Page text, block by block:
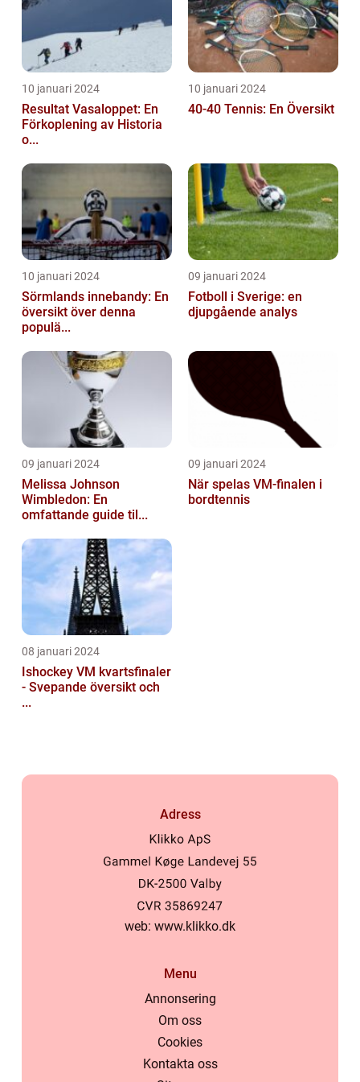
10 januari 2024
Resultat Vasaloppet: En
Förkoplening av Historia
o...
10 januari 2024
40-40 Tennis: En Översikt
10 januari 2024
Sörmlands innebandy: En
översikt över denna
populä...
09 januari 2024
Fotboll i Sverige: en
djupgående analys
09 januari 2024
Melissa Johnson
Wimbledon: En
omfattande guide til...
09 januari 2024
När spelas VM-finalen i
bordtennis
08 januari 2024
Ishockey VM kvartsfinaler
- Svepande översikt och
...
Adress
web: www.klikko.dk
Menu
Annonsering
Om oss
Cookies
Kontakta oss